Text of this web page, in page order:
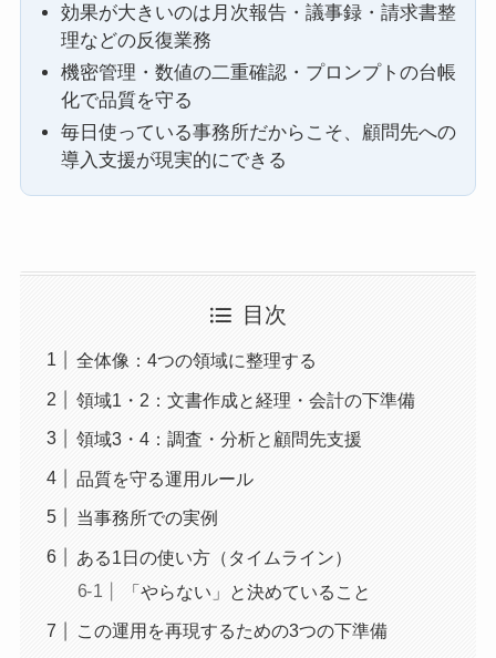
効果が大きいのは月次報告・議事録・請求書整
理などの反復業務
機密管理・数値の二重確認・プロンプトの台帳
化で品質を守る
毎日使っている事務所だからこそ、顧問先への
導入支援が現実的にできる
目次
全体像：4つの領域に整理する
領域1・2：文書作成と経理・会計の下準備
領域3・4：調査・分析と顧問先支援
品質を守る運用ルール
当事務所での実例
ある1日の使い方（タイムライン）
「やらない」と決めていること
この運用を再現するための3つの下準備